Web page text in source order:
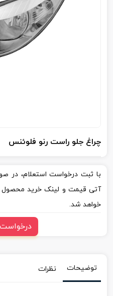
چراغ جلو راست رنو فلوئنس
با ثبت درخواست استعلام، در
آتی قیمت و لینک خرید محصول
خواهد شد.
توضیحات نظرات